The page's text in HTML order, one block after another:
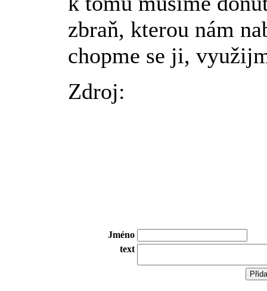
zbraň, kterou nám
chopme se ji,
Zdroj:
Jméno
text